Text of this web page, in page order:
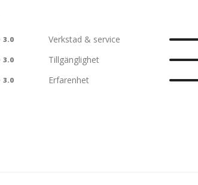
3.0 Verkstad & service
3.0 Tillgänglighet
3.0 Erfarenhet